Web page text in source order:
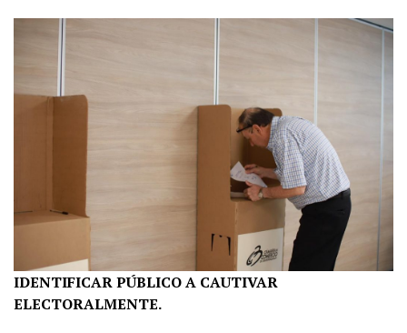
IDENTIFICAR PÚBLICO A CAUTIVAR
ELECTORALMENTE.